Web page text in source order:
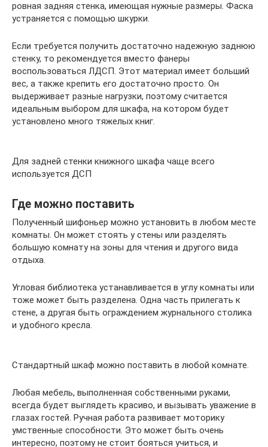
ровная задняя стенка, имеющая нужные размеры. Фаска
устраняется с помощью шкурки.
Если требуется получить достаточно надежную заднюю
стенку, то рекомендуется вместо фанеры
воспользоваться ЛДСП. Этот материал имеет больший
вес, а также крепить его достаточно просто. Он
выдерживает разные нагрузки, поэтому считается
идеальным выбором для шкафа, на котором будет
установлено много тяжелых книг.
Для задней стенки книжного шкафа чаще всего
используется ДСП
Где можно поставить
Полученный шифоньер можно установить в любом месте
комнаты. Он может стоять у стены или разделять
большую комнату на зоны для чтения и другого вида
отдыха.
Угловая библиотека устанавливается в углу комнаты или
тоже может быть разделена. Одна часть прилегать к
стене, а другая быть ограждением журнального столика
и удобного кресла.
Стандартный шкаф можно поставить в любой комнате.
Любая мебель, выполненная собственными руками,
всегда будет выглядеть красиво, и вызывать уважение в
глазах гостей. Ручная работа развивает моторику
умственные способности. Это может быть очень
интересно, поэтому не стоит бояться учиться, и